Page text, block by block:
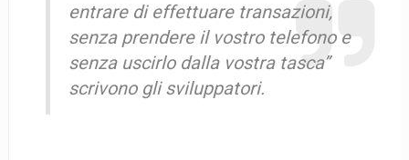
entrare di effettuare transazioni,
senza prendere il vostro telefono e
senza uscirlo dalla vostra tasca”
scrivono gli sviluppatori.